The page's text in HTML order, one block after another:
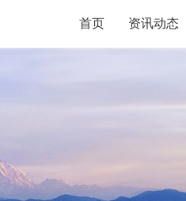
首页 资讯动态